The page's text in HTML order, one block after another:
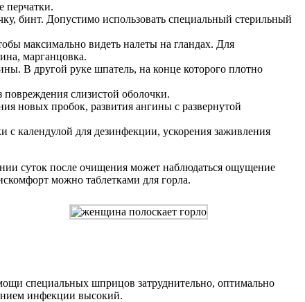
перчатки.
бинт. Допустимо использовать специальный стерильный
максимально видеть налеты на гландах. Для
марганцовка.
В другой руке шпатель, на конце которого плотно
слизистой оболочки.
новых пробок, развития ангины с развернутой
календулой для дезинфекции, ускорения заживления
суток после очищения может наблюдаться ощущение
можно таблетками для горла.
специальных шприцов затруднительно, оптимально
инфекции высокий.